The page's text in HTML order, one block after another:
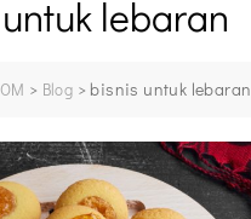
lebaran
> Blog > bisnis untuk lebaran